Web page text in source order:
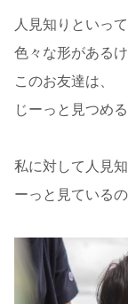
人見知りといって
色々な形があるけ
このお友達は、
じーっと見つめ
私に対して人見
ーっと見ているの